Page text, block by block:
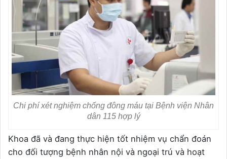
Chi phí xét nghiệm chống đông máu tại Bệnh viện Nhân
dân 115 hợp lý
Khoa đã và đang thực hiện tốt nhiệm vụ chẩn đoán
cho đối tượng bệnh nhân nội và ngoại trú và hoạt